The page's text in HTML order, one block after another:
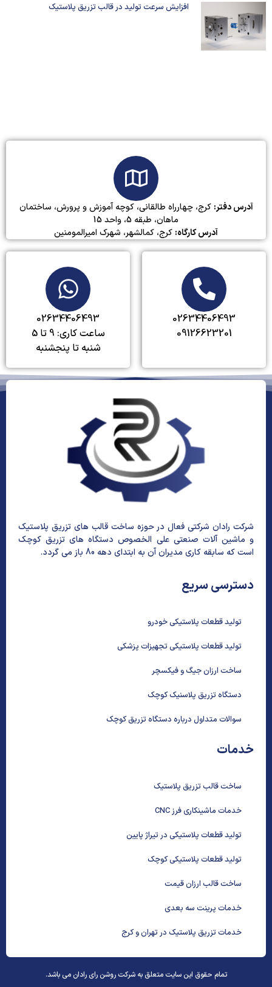
افزایش سرعت تولید در قالب تزریق پلاستیک
آدرس دفتر: کرج، چهارراه طالقانی، کوچه آموزش و پرورش، ساختمان
ماهان، طبقه 5، واحد 15
آدرس کارگاه: کرج، کمالشهر، شهرک امیرالمومنین
02634406493
09126623201
02634406493
ساعت کاری: 9 تا 5
شنبه تا پنجشنبه
شرکت رادان شرکتی فعال در حوزه ساخت قالب های تزریق پلاستیک
و ماشین آلات صنعتی علی الخصوص دستگاه های تزریق کوچک
است که سابقه کاری مدیران آن به ابتدای دهه 80 باز می گردد.
دسترسی سریع
تولید قطعات پلاستیکی خودرو
تولید قطعات پلاستیکی تجهیزات پزشکی
ساخت ارزان جیگ و فیکسچر
دستگاه تزریق پلاسنیک کوچک
سوالات متداول درباره دستگاه تزریق کوچک
خدمات
ساخت قالب تزریق پلاستیک
خدمات ماشینکاری فرز CNC
تولید قطعات پلاستیکی در تیراژ پایین
تولید قطعات پلاستیکی کوچک
ساخت قالب ارزان قیمت
خدمات پرینت سه بعدی
خدمات تزریق پلاستیک در تهران و کرج
تمام حقوق این سایت متعلق به شرکت روشن رای رادان می باشد.